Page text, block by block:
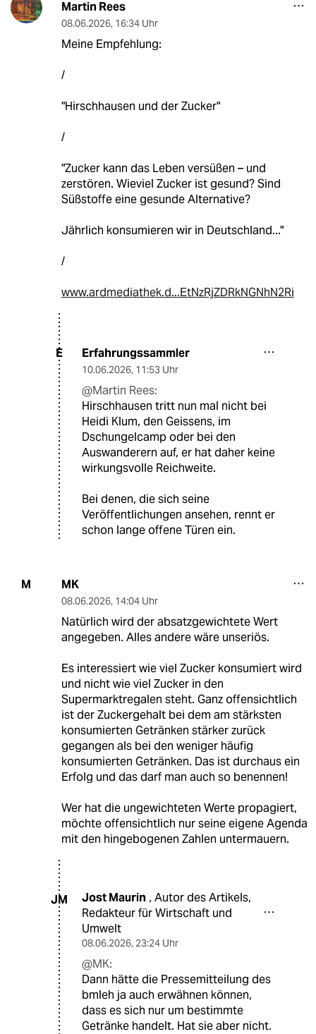
Martin Rees
08.06.2026, 16:34 Uhr
Meine Empfehlung:
/
"Hirschhausen und der Zucker"
/
"Zucker kann das Leben versüßen – und
zerstören. Wieviel Zucker ist gesund? Sind
Süßstoffe eine gesunde Alternative?
Jährlich konsumieren wir in Deutschland..."
/
www.ardmediathek.d...EtNzRjZDRkNGNhN2Ri
E Erfahrungssammler
10.06.2026, 11:53 Uhr
@Martin Rees:
Hirschhausen tritt nun mal nicht bei
Heidi Klum, den Geissens, im
Dschungelcamp oder bei den
Auswanderern auf, er hat daher keine
wirkungsvolle Reichweite.
Bei denen, die sich seine
Veröffentlichungen ansehen, rennt er
schon lange offene Türen ein.
M MK
08.06.2026, 14:04 Uhr
Natürlich wird der absatzgewichtete Wert
angegeben. Alles andere wäre unseriös.
Es interessiert wie viel Zucker konsumiert wird
und nicht wie viel Zucker in den
Supermarktregalen steht. Ganz offensichtlich
ist der Zuckergehalt bei dem am stärksten
konsumierten Getränken stärker zurück
gegangen als bei den weniger häufig
konsumierten Getränken. Das ist durchaus ein
Erfolg und das darf man auch so benennen!
Wer hat die ungewichteten Werte propagiert,
möchte offensichtlich nur seine eigene Agenda
mit den hingebogenen Zahlen untermauern.
JM Jost Maurin , Autor des Artikels,
Redakteur für Wirtschaft und
Umwelt
08.06.2026, 23:24 Uhr
@MK:
Dann hätte die Pressemitteilung des
bmleh ja auch erwähnen können,
dass es sich nur um bestimmte
Getränke handelt. Hat sie aber nicht.